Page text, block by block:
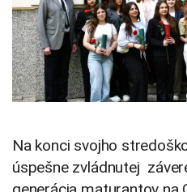
Na konci svojho
úspešne zvládnutej